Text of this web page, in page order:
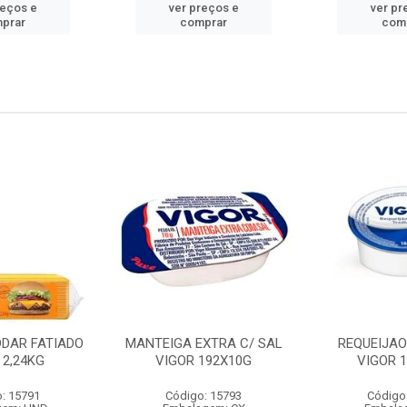
e
ver preços e
comprar
ver
FATIADO
15791
MANTEIGA EXTRA C/ SAL
VIGOR 192X10G
Código: 15793
VIGOR